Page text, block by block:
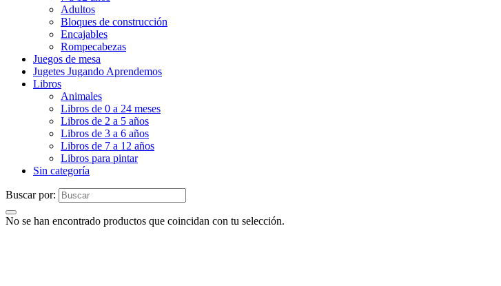
Adultos
Bloques de construcción
Encajables
Rompecabezas
Juegos de mesa
Jugetes Jugando Aprendemos
Libros
Animales
Libros de 0 a 24 meses
Libros de 2 a 5 años
Libros de 3 a 6 años
Libros de 7 a 12 años
Libros para pintar
Sin categoría
Buscar por:
No se han encontrado productos que coincidan con tu selección.